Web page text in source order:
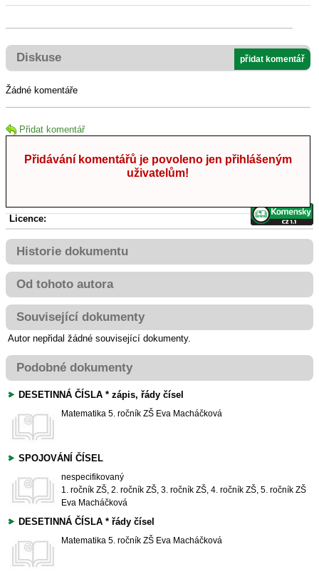
Diskuse přidat komentář
Žádné komentáře
Přidat komentář
Přidávání komentářů je povoleno jen přihlášeným
uživatelům!
Licence:
Historie dokumentu
Od tohoto autora
Související dokumenty
Autor nepřidal žádné související dokumenty.
Podobné dokumenty
DESETINNÁ ČÍSLA * zápis, řády čísel
Matematika 5. ročník ZŠ Eva Macháčková
SPOJOVÁNÍ ČÍSEL
nespecifikovaný
1. ročník ZŠ, 2. ročník ZŠ, 3. ročník ZŠ, 4. ročník ZŠ, 5. ročník ZŠ
Eva Macháčková
DESETINNÁ ČÍSLA * řády čísel
Matematika 5. ročník ZŠ Eva Macháčková